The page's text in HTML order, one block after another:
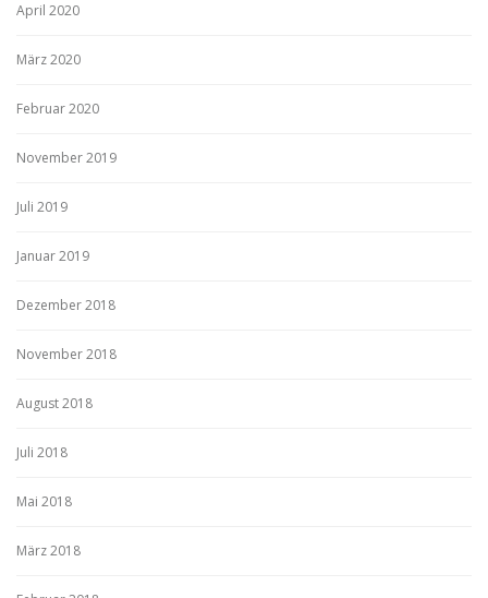
April 2020
März 2020
Februar 2020
November 2019
Juli 2019
Januar 2019
Dezember 2018
November 2018
August 2018
Juli 2018
Mai 2018
März 2018